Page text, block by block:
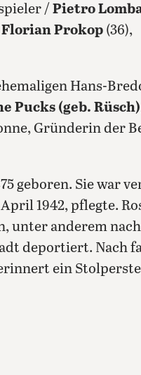
/ Pietro
Florian Prokop (36),
Hans-
Pucks (geb. Rüsch)
Gründerin der
geboren. Sie war
1942, pflegte.
unter anderem
deportiert. Nach
ein